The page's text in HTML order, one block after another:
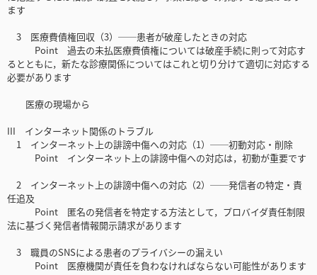
ます
3 医療費債権回収（3）──患者が破産したときの対応
Point 過去の未払医療費債権については破産手続に則って対応す
るとともに，新たな診療関係についてはこれと切り分けて適切に対応する
必要があります
医療の現場から
III インターネット関係のトラブル
1 インターネット上の誹謗中傷への対応（1）──初動対応・削除
Point インターネット上の誹謗中傷への対応は，初動が重要です
2 インターネット上の誹謗中傷への対応（2）──発信者の特定・責
任追及
Point 匿名の発信者を特定する方法として，プロバイダ責任制限
法に基づく発信者情報開示請求があります
3 職員のSNSによる患者のプライバシーの漏えい
Point 医療機関が責任を負わなければならない可能性があります